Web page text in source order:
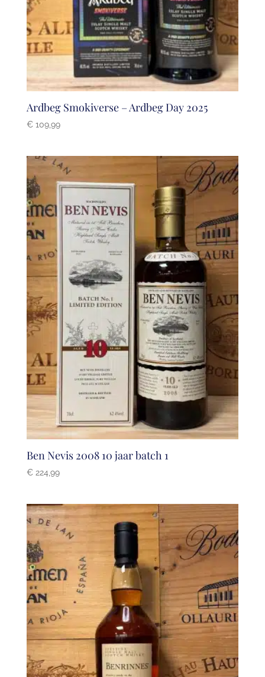
Ardbeg Smokiverse – Ardbeg Day 2025
€109,99
Ben Nevis 2008 10 jaar batch 1
€224,99